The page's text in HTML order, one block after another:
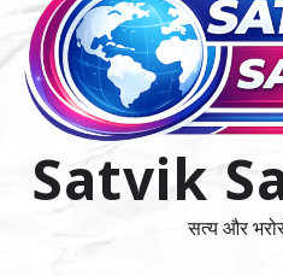
Satvik
सत्य और